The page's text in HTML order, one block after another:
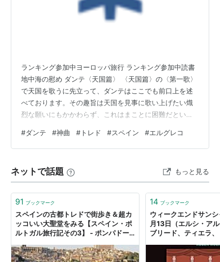
ルスが占領。
1031年 アル・アンダルスが分裂しその一つの国の首
都に。
1085年 カスティーリャ王アルフォンソ6世が奪回。
その後首都を持たないこの国の宮廷の逗留地の1つと
なる。
（El Greco） が住んでいたことで有名。
ランキング参加中ヨーロッパ旅行 ランキング参加中読書
地中海の慰め ダンテ〈天国篇〉 〈天国篇〉の〈第一歌〉
で天国を歌うに先立って、ダンテはここでも前口上を述
べております。その趣旨は天国を見事に歌い上げたい熾
烈な願いにもかかわらず、これはまことに困難だという
比すべきものだというのです。 ベアトリーチェとダンテ
が無意識のうちに光の大海へと船手していく。 ここで筆
歌〉のテーマは月の世界 光に質の差異はない、とは現代
物理学の教えるところで、われわれはベアトリーチェの
論証は誤りだと知っています。それに…
#ダンテ #神曲 # トレド #スペイン #エルグレコ
ネットで話題 もっと見る
91 ブックマーク
スペインの古都トレドで街歩き＆超カ
ッコいい大聖堂をみる【スペイン・ポ
ルトガル旅行記その3】 - ポンパドー
14 ブックマーク
ウィークエンドサン
月13日（エルシ・ア
ブリード、ティエラ